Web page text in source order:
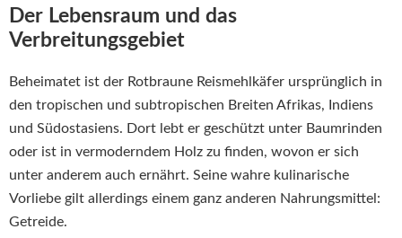
Der Lebensraum und das
Verbreitungsgebiet
Beheimatet ist der Rotbraune Reismehlkäfer ursprünglich in
den tropischen und subtropischen Breiten Afrikas, Indiens
und Südostasiens. Dort lebt er geschützt unter Baumrinden
oder ist in vermoderndem Holz zu finden, wovon er sich
unter anderem auch ernährt. Seine wahre kulinarische
Vorliebe gilt allerdings einem ganz anderen Nahrungsmittel:
Getreide.